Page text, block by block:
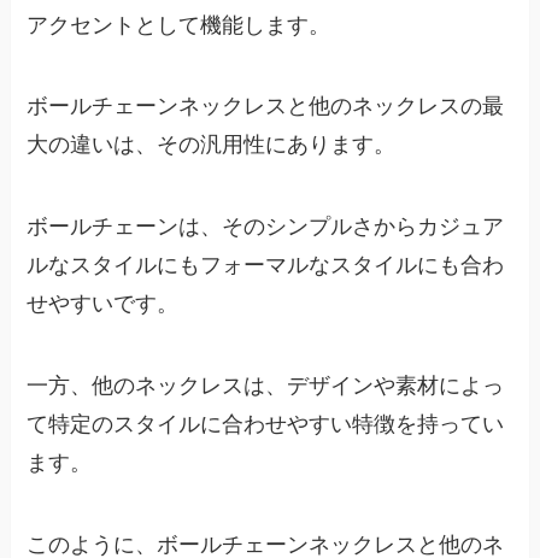
アクセントとして機能します。
ボールチェーンネックレスと他のネックレスの最
大の違いは、その汎用性にあります。
ボールチェーンは、そのシンプルさからカジュア
ルなスタイルにもフォーマルなスタイルにも合わ
せやすいです。
一方、他のネックレスは、デザインや素材によっ
て特定のスタイルに合わせやすい特徴を持ってい
ます。
このように、ボールチェーンネックレスと他のネ